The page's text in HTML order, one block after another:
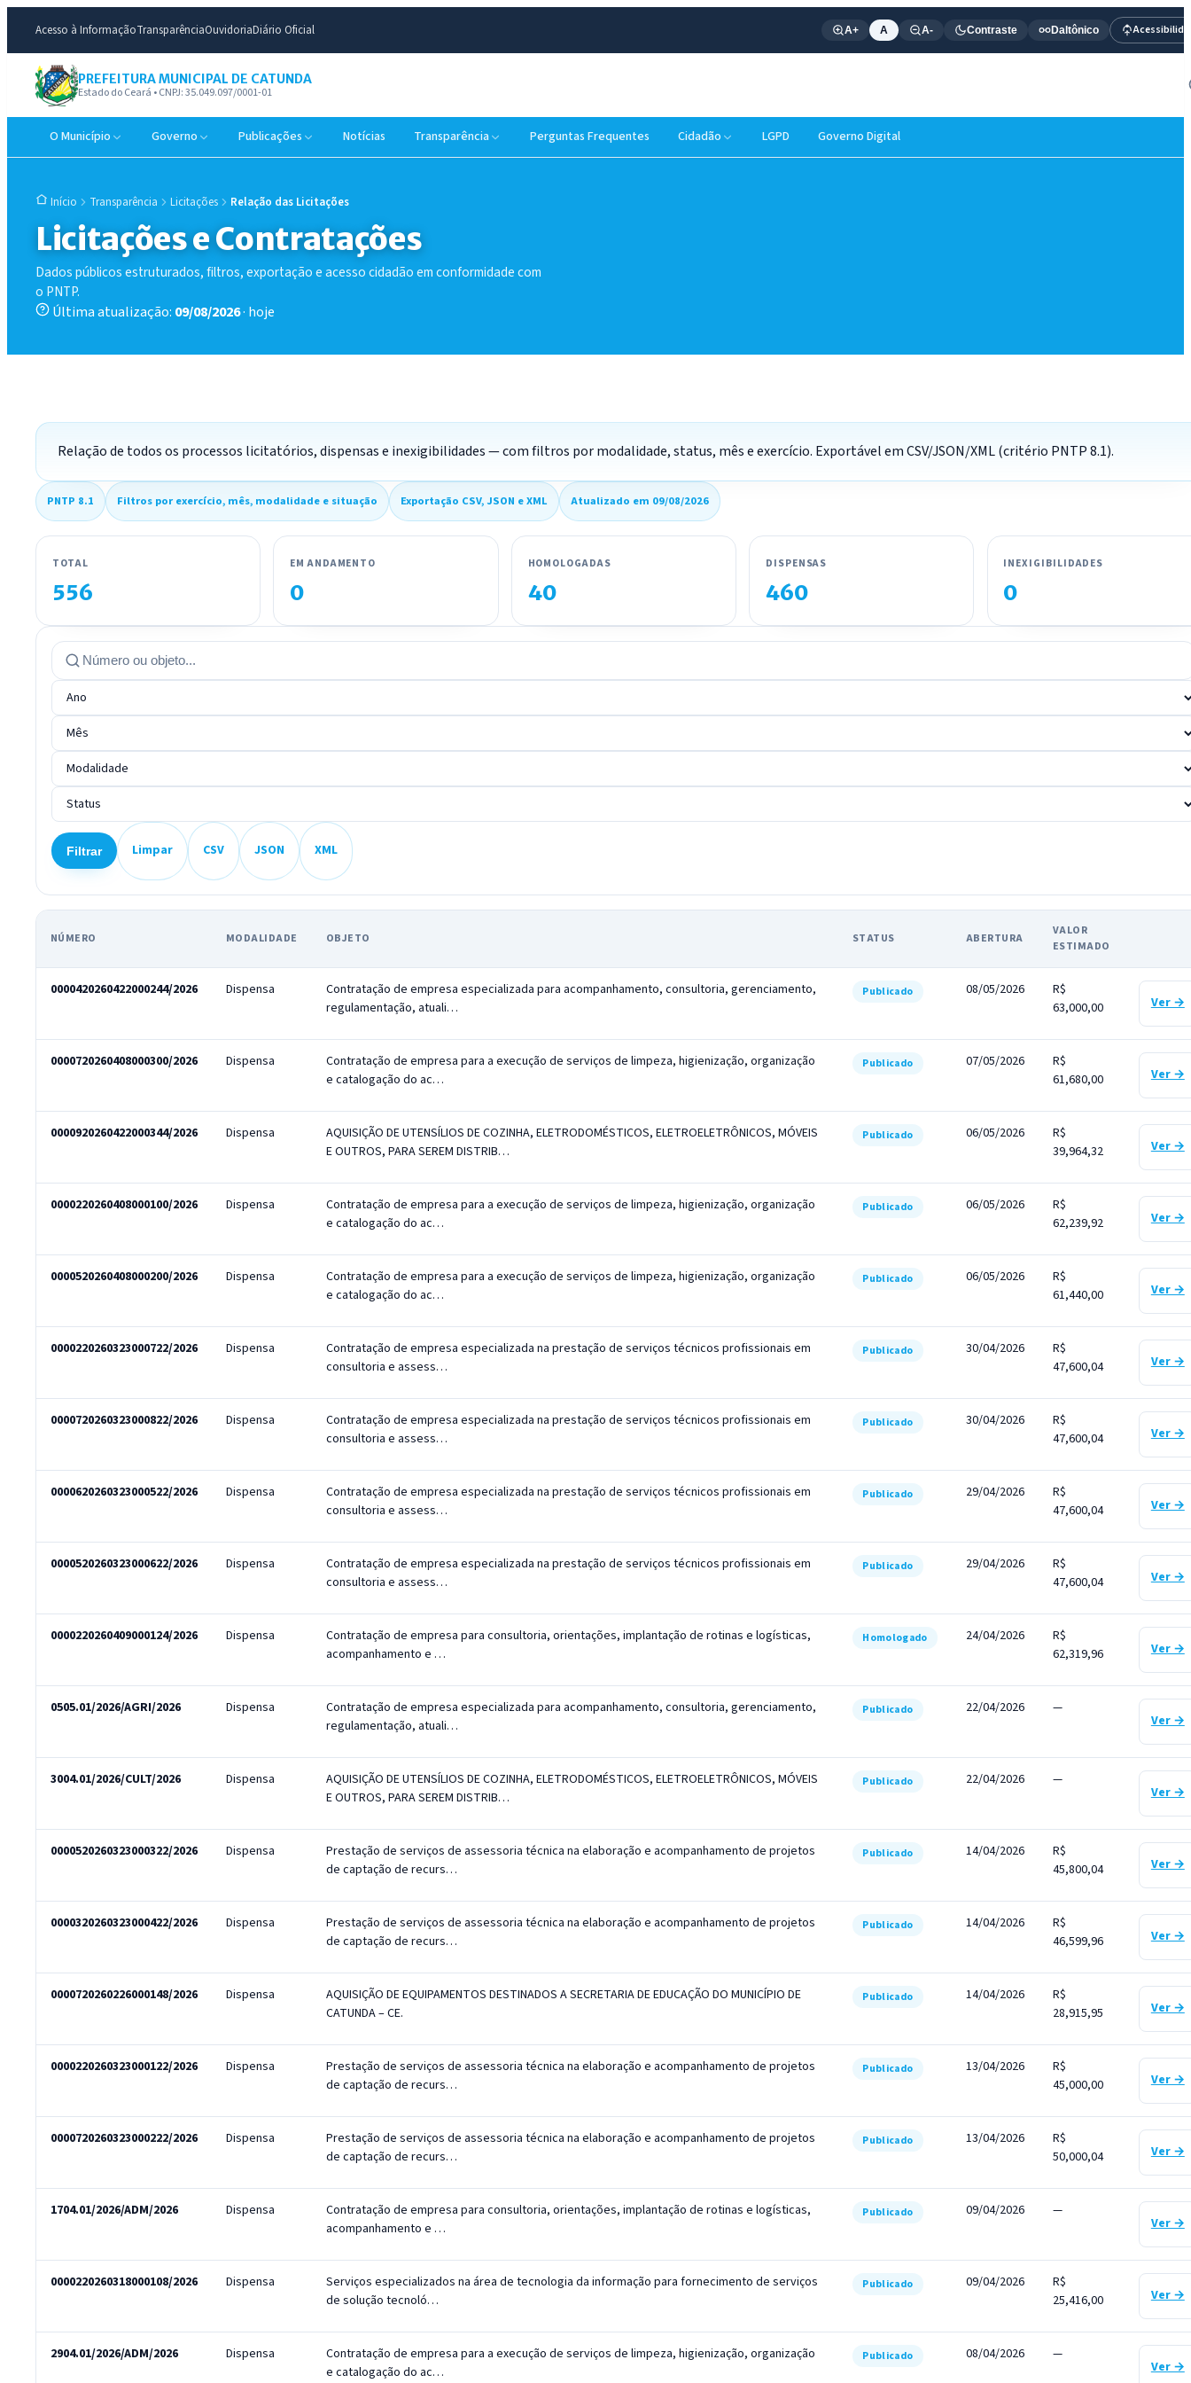
Acesso à InformaçãoTransparênciaOuvidoriaDiário Oficial A+ A A- Contraste Daltônico
PREFEITURA MUNICIPAL DE CATUNDA
Estado do Ceará • CNPJ: 35.049.097/0001-01
O Município Governo Publicações Notícias Transparência Perguntas Frequentes Cidadão LGPD Governo Digital
Início Transparência Licitações Relação das Licitações
Licitações e Contratações
Dados públicos estruturados, filtros, exportação e acesso cidadão em conformidade com
o PNTP.
Última atualização: 09/08/2026· hoje
Relação de todos os processos licitatórios, dispensas e inexigibilidades — com filtros por modalidade, status, mês e exercício. Exportável em CSV/JSON/XML (critério PNTP 8.1).
PNTP 8.1 Filtros por exercício, mês, modalidade e situação Exportação CSV, JSON e XML Atualizado em 09/08/2026
TOTAL
556
EM ANDAMENTO
0
HOMOLOGADAS
40
DISPENSAS
460
INEXIGIBILIDADES
0
Filtrar Limpar CSV JSON XML
NÚMERO MODALIDADE OBJETO STATUS ABERTURA
VALOR
ESTIMADO
0000420260422000244/2026 Dispensa
Contratação de empresa especializada para acompanhamento, consultoria, gerenciamento,
regulamentação, atuali…
Publicado 08/05/2026
R$
63,000,00
Ver →
0000720260408000300/2026 Dispensa
Contratação de empresa para a execução de serviços de limpeza, higienização, organização
e catalogação do ac…
Publicado 07/05/2026
R$
61,680,00
Ver →
0000920260422000344/2026 Dispensa
AQUISIÇÃO DE UTENSÍLIOS DE COZINHA, ELETRODOMÉSTICOS, ELETROELETRÔNICOS, MÓVEIS
E OUTROS, PARA SEREM DISTRIB…
Publicado 06/05/2026
R$
39,964,32
Ver →
0000220260408000100/2026 Dispensa
Contratação de empresa para a execução de serviços de limpeza, higienização, organização
e catalogação do ac…
Publicado 06/05/2026
R$
62,239,92
Ver →
0000520260408000200/2026 Dispensa
Contratação de empresa para a execução de serviços de limpeza, higienização, organização
e catalogação do ac…
Publicado 06/05/2026
R$
61,440,00
Ver →
0000220260323000722/2026 Dispensa
Contratação de empresa especializada na prestação de serviços técnicos profissionais em
consultoria e assess…
Publicado 30/04/2026
R$
47,600,04
Ver →
0000720260323000822/2026 Dispensa
Contratação de empresa especializada na prestação de serviços técnicos profissionais em
consultoria e assess…
Publicado 30/04/2026
R$
47,600,04
Ver →
0000620260323000522/2026 Dispensa
Contratação de empresa especializada na prestação de serviços técnicos profissionais em
consultoria e assess…
Publicado 29/04/2026
R$
47,600,04
Ver →
0000520260323000622/2026 Dispensa
Contratação de empresa especializada na prestação de serviços técnicos profissionais em
consultoria e assess…
Publicado 29/04/2026
R$
47,600,04
Ver →
0000220260409000124/2026 Dispensa
Contratação de empresa para consultoria, orientações, implantação de rotinas e logísticas,
acompanhamento e …
Homologado 24/04/2026
R$
62,319,96
Ver →
0505.01/2026/AGRI/2026 Dispensa
Contratação de empresa especializada para acompanhamento, consultoria, gerenciamento,
regulamentação, atuali…
Publicado 22/04/2026 —
Ver →
3004.01/2026/CULT/2026 Dispensa
AQUISIÇÃO DE UTENSÍLIOS DE COZINHA, ELETRODOMÉSTICOS, ELETROELETRÔNICOS, MÓVEIS
E OUTROS, PARA SEREM DISTRIB…
Publicado 22/04/2026 —
Ver →
0000520260323000322/2026 Dispensa
Prestação de serviços de assessoria técnica na elaboração e acompanhamento de projetos
de captação de recurs…
Publicado 14/04/2026
R$
45,800,04
Ver →
0000320260323000422/2026 Dispensa
Prestação de serviços de assessoria técnica na elaboração e acompanhamento de projetos
de captação de recurs…
Publicado 14/04/2026
R$
46,599,96
Ver →
0000720260226000148/2026 Dispensa
AQUISIÇÃO DE EQUIPAMENTOS DESTINADOS A SECRETARIA DE EDUCAÇÃO DO MUNICÍPIO DE
CATUNDA – CE.
Publicado 14/04/2026
R$
28,915,95
Ver →
0000220260323000122/2026 Dispensa
Prestação de serviços de assessoria técnica na elaboração e acompanhamento de projetos
de captação de recurs…
Publicado 13/04/2026
R$
45,000,00
Ver →
0000720260323000222/2026 Dispensa
Prestação de serviços de assessoria técnica na elaboração e acompanhamento de projetos
de captação de recurs…
Publicado 13/04/2026
R$
50,000,04
Ver →
1704.01/2026/ADM/2026 Dispensa
Contratação de empresa para consultoria, orientações, implantação de rotinas e logísticas,
acompanhamento e …
Publicado 09/04/2026 —
Ver →
0000220260318000108/2026 Dispensa
Serviços especializados na área de tecnologia da informação para fornecimento de serviços
de solução tecnoló…
Publicado 09/04/2026
R$
25,416,00
Ver →
2904.01/2026/ADM/2026 Dispensa
Contratação de empresa para a execução de serviços de limpeza, higienização, organização
e catalogação do ac…
Publicado 08/04/2026 —
Ver →